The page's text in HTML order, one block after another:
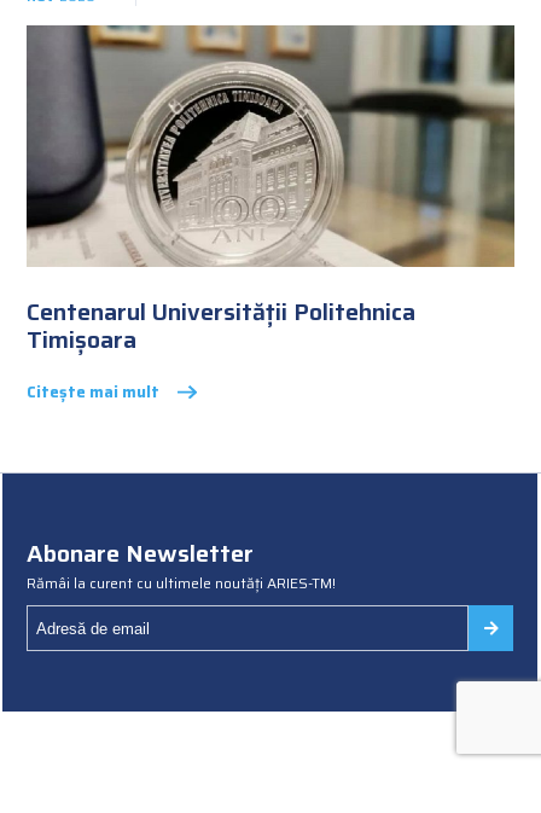
Centenarul Universității Politehnica
Timișoara
Citește mai mult
Abonare Newsletter
Rămâi la curent cu ultimele noutăți ARIES-TM!